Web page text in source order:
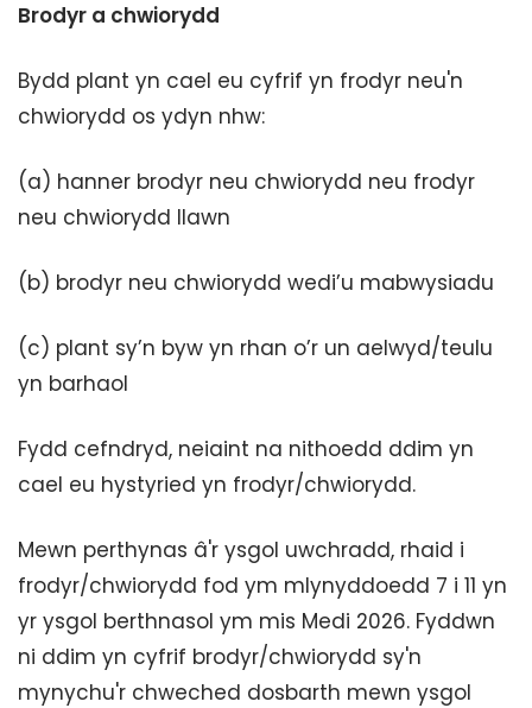
Brodyr a chwiorydd
Bydd plant yn cael eu cyfrif yn frodyr neu'n
chwiorydd os ydyn nhw:
(a) hanner brodyr neu chwiorydd neu frodyr
neu chwiorydd llawn
(b) brodyr neu chwiorydd wedi’u mabwysiadu
(c) plant sy’n byw yn rhan o’r un aelwyd/teulu
yn barhaol
Fydd cefndryd, neiaint na nithoedd ddim yn
cael eu hystyried yn frodyr/chwiorydd.
Mewn perthynas â'r ysgol uwchradd, rhaid i
frodyr/chwiorydd fod ym mlynyddoedd 7 i 11 yn
yr ysgol berthnasol ym mis Medi 2026. Fyddwn
ni ddim yn cyfrif brodyr/chwiorydd sy'n
mynychu'r chweched dosbarth mewn ysgol